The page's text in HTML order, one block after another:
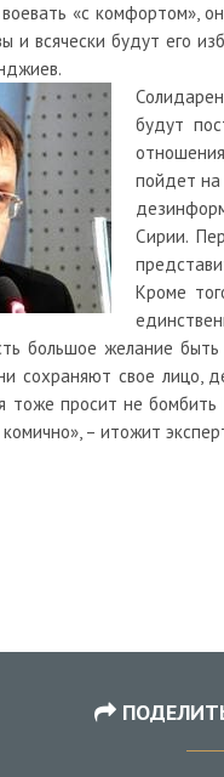
«с комфортом»,
и всячески будут его
будут
пойдет на
Сирии.
Кроме
большое желание быть
сохраняют свое
тоже просит не
– итожит